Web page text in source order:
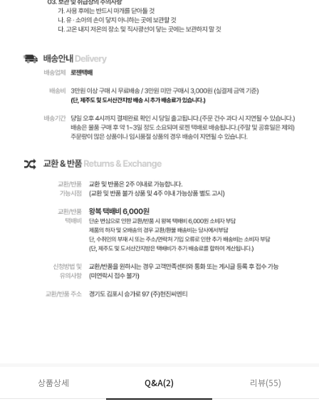
상품상세 Q&A(2) 리뷰(55)